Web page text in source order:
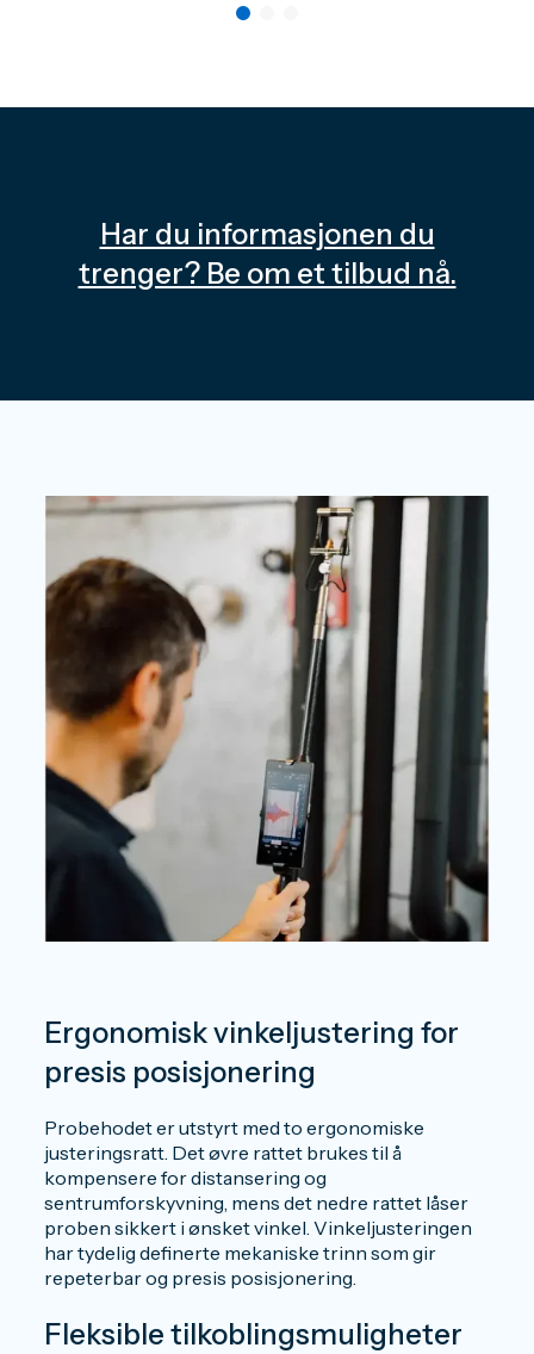
Har du informasjonen du
trenger? Be om et tilbud nå.
Ergonomisk vinkeljustering for
presis posisjonering
Probehodet er utstyrt med to ergonomiske
justeringsratt. Det øvre rattet brukes til å
kompensere for distansering og
sentrumforskyvning, mens det nedre rattet låser
proben sikkert i ønsket vinkel. Vinkeljusteringen
har tydelig definerte mekaniske trinn som gir
repeterbar og presis posisjonering.
Fleksible tilkoblingsmuligheter